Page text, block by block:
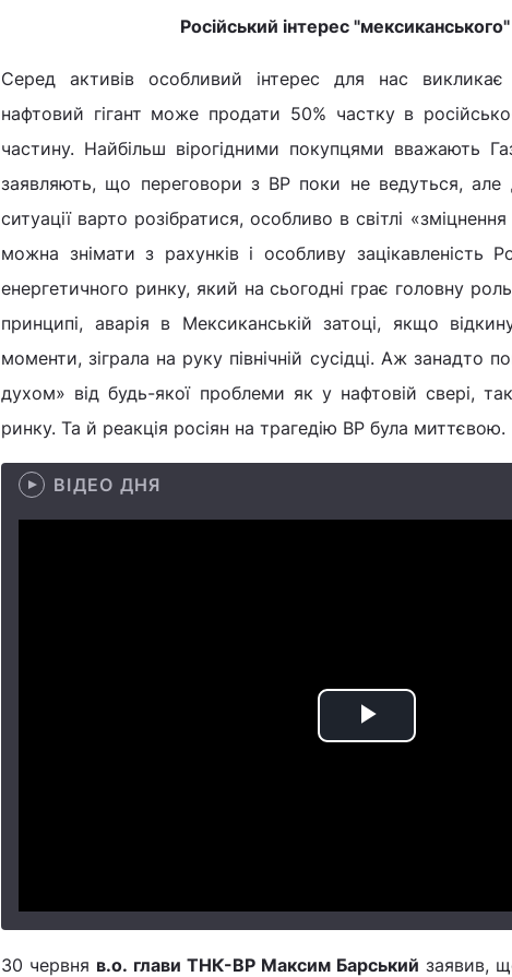
Російський інтерес
Серед активів особливий інтерес для нас
нафтовий гігант може продати 50% частку в
частину. Найбільш вірогідними покупцями вважають
заявляють, що переговори з ВР поки не ведуться,
ситуації варто розібратися, особливо в світлі
можна знімати з рахунків і особливу зацікавленість
енергетичного ринку, який на сьогодні грає головну
принципі, аварія в Мексиканській затоці, якщо
моменти, зіграла на руку північній сусідці. Аж занадто
духом» від будь-якої проблеми як у нафтовій свері,
ринку. Та й реакція росіян на трагедію ВР була миттєвою.
ВІДЕО ДНЯ
Play
30 червня в.о. глави ТНК-ВР Максим Барський заявив,